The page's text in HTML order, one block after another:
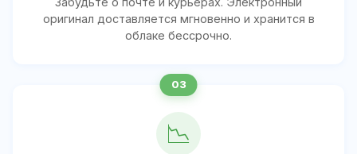
оригинал доставляется мгновенно и хранится в
облаке бессрочно.
📉